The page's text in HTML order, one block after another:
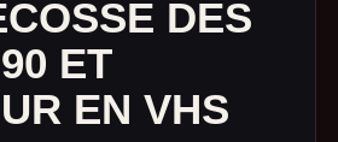
DES
ET
EN VHS